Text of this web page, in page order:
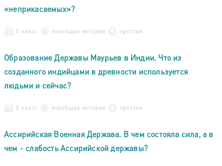
«неприкасаемых»?
5 класс всеобщая история простая
Образование Державы Маурьев в Индии. Что из
созданного индийцами в древности используется
людьми и сейчас?
5 класс всеобщая история простая
Ассирийская Военная Держава. В чем состояла сила, а в
чем - слабость Ассирийской державы?